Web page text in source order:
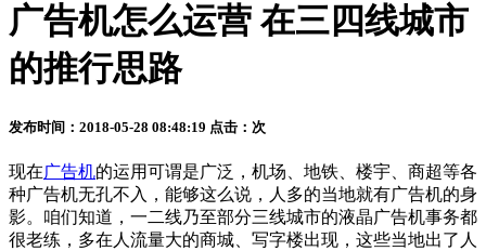
广告机怎么运营 在三四线城市
的推行思路
发布时间：2018-05-28 08:48:19 点击： 次
现在广告机的运用可谓是广泛，机场、地铁、楼宇、商超等各
种广告机无孔不入，能够这么说，人多的当地就有广告机的身
影。咱们知道，一二线乃至部分三线城市的液晶广告机事务都
很老练，多在人流量大的商城、写字楼出现，这些当地出了人